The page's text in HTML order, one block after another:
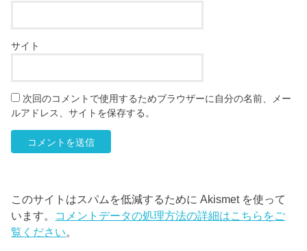
サイト
次回のコメントで使用するためブラウザーに自分の名前、メー
ルアドレス、サイトを保存する。
このサイトはスパムを低減するために Akismet を使って
います。 コメントデータの処理方法の詳細はこちらをご
覧ください。